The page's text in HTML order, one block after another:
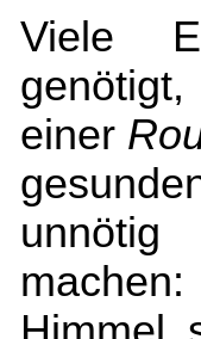
Viele
einer